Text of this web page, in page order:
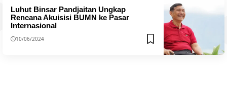
Luhut Binsar Pandjaitan Ungkap
Rencana Akuisisi BUMN ke Pasar
Internasional
10/06/2024